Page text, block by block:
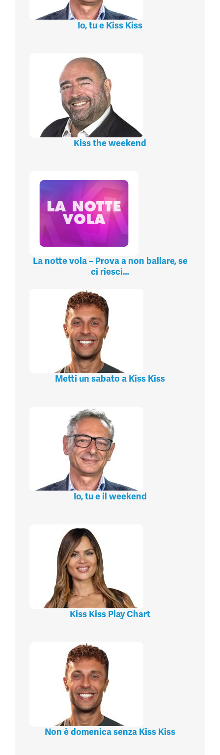
Io, tu e Kiss Kiss
Kiss the weekend
La notte vola – Prova a non ballare, se
ci riesci…
Metti un sabato a Kiss Kiss
Io, tu e il weekend
Kiss Kiss Play Chart
Non è domenica senza Kiss Kiss